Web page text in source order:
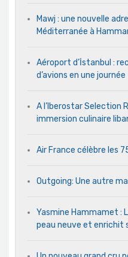
Mawj : une nouvelle
Méditerranée à
Aéroport d’İstanbul :
d’avions en une journée
A l’Iberostar Selection
immersion culinaire
Air France célèbre les
Outgoing: Une autre
Yasmine Hammamet :
peau neuve et enrichit